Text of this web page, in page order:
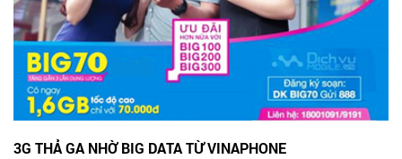
3G THẢ GA NHỜ BIG DATA TỪ VINAPHONE